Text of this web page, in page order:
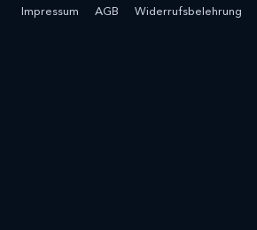
Impressum AGB Widerrufsbelehrung